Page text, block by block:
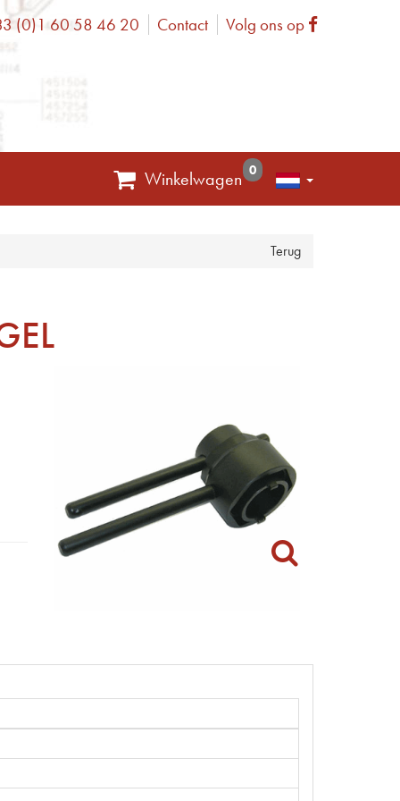
(0)1 60 58 46 20 Contact Volg ons op Facebook
Winkelwagen 0
Terug